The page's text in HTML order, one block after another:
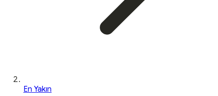
En Yakın